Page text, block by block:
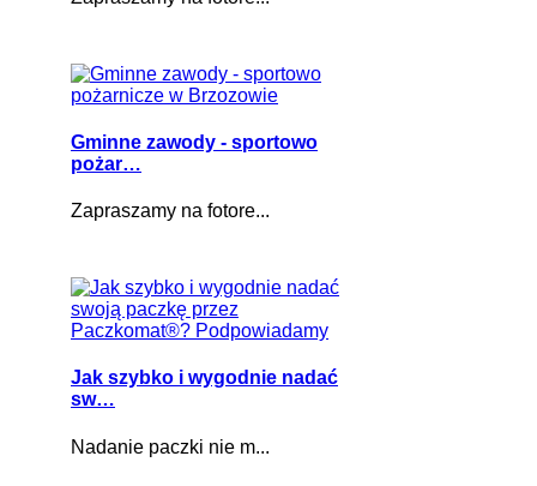
Gminne zawody - sportowo
pożar…
Zapraszamy na fotore...
Jak szybko i wygodnie nadać
sw…
Nadanie paczki nie m...